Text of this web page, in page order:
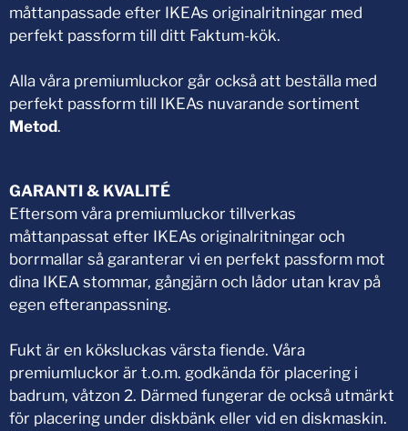
måttanpassade efter IKEAs originalritningar med
perfekt passform till ditt Faktum-kök.
Alla våra premiumluckor går också att beställa med
perfekt passform till IKEAs nuvarande sortiment
Metod.
GARANTI & KVALITÉ
Eftersom våra premiumluckor tillverkas
måttanpassat efter IKEAs originalritningar och
borrmallar så garanterar vi en perfekt passform mot
dina IKEA stommar, gångjärn och lådor utan krav på
egen efteranpassning.
Fukt är en köksluckas värsta fiende. Våra
premiumluckor är t.o.m. godkända för placering i
badrum, våtzon 2. Därmed fungerar de också utmärkt
för placering under diskbänk eller vid en diskmaskin.